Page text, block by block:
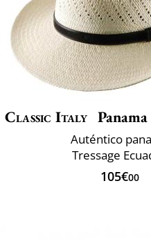
Classic Italy Panama
Auténtico
Tressage
105€00